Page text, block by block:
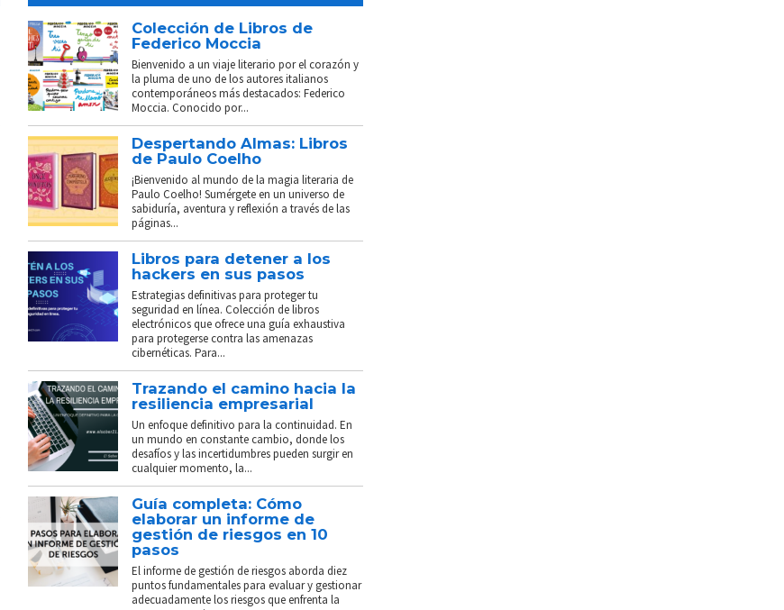
Colección de Libros de
Federico Moccia
Bienvenido a un viaje literario por el corazón y
la pluma de uno de los autores italianos
contemporáneos más destacados: Federico
Moccia. Conocido por...
Despertando Almas: Libros
de Paulo Coelho
¡Bienvenido al mundo de la magia literaria de
Paulo Coelho! Sumérgete en un universo de
sabiduría, aventura y reflexión a través de las
páginas...
Libros para detener a los
hackers en sus pasos
Estrategias definitivas para proteger tu
seguridad en línea. Colección de libros
electrónicos que ofrece una guía exhaustiva
para protegerse contra las amenazas
cibernéticas. Para...
Trazando el camino hacia la
resiliencia empresarial
Un enfoque definitivo para la continuidad. En
un mundo en constante cambio, donde los
desafíos y las incertidumbres pueden surgir en
cualquier momento, la...
Guía completa: Cómo
elaborar un informe de
gestión de riesgos en 10
pasos
El informe de gestión de riesgos aborda diez
puntos fundamentales para evaluar y gestionar
adecuadamente los riesgos que enfrenta la